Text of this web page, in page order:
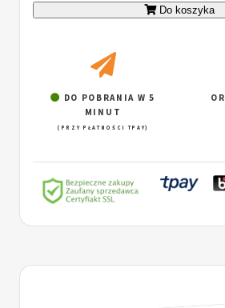
Do koszyka
DO POBRANIA W 5
MINUT
(PRZY PŁATNOŚCI TPAY)